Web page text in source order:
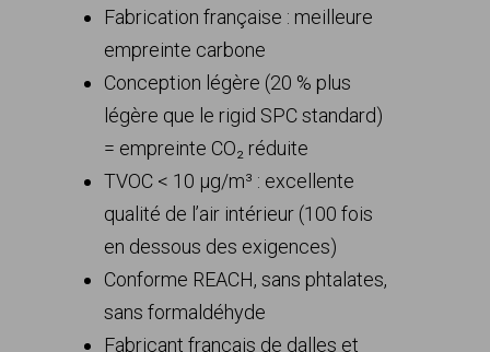
Fabrication française : meilleure
empreinte carbone
Conception légère (20 % plus
légère que le rigid SPC standard)
= empreinte CO₂ réduite
TVOC < 10 µg/m³ : excellente
qualité de l’air intérieur (100 fois
en dessous des exigences)
Conforme REACH, sans phtalates,
sans formaldéhyde
Fabricant français de dalles et